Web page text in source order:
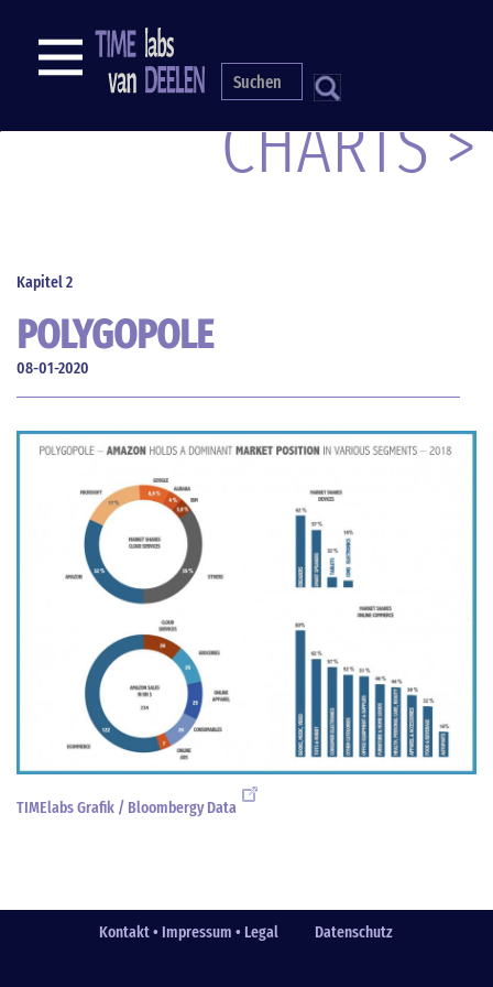
S
NAVIGATION
CHARTS >
Kapitel 2
POLYGOPOLE
08-01-2020
TIMElabs Grafik / Bloombergy Data
Fußzeile
Kontakt • Impressum • Legal Datenschutz